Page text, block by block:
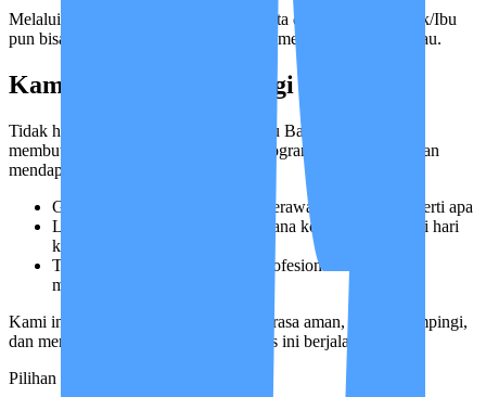
Melalui sistem ini, semua tahapan terdata dengan baik. Bapak/Ibu
pun bisa merasa lega karena semuanya menjadi lebih terpantau.
Kami Juga Mendampingi Keluarga
Tidak hanya merawat pasien, kami tahu Bapak/Ibu juga
membutuhkan dukungan penuh. Di program ini, keluarga akan
mendapatkan:
Gambaran jelas mengenai alur perawatannya akan seperti apa
Laporan berkala tentang bagaimana kondisi pasien dari hari
ke hari
Teman diskusi yang jujur dan profesional saat harus
mengambil keputusan sulit
Kami ingin memastikan Bapak/Ibu merasa aman, terus didampingi,
dan memiliki rasa tenang selama proses ini berjalan.
Pilihan Layanan